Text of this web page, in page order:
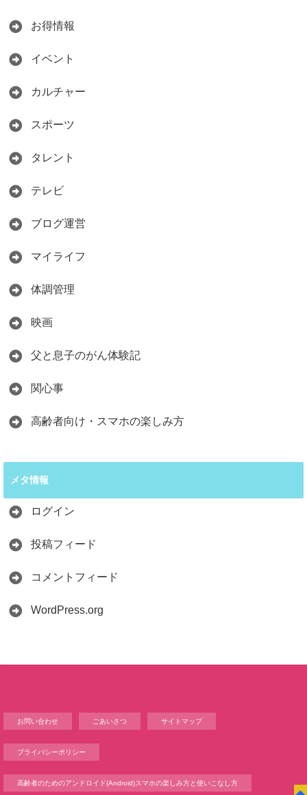
お得情報
イベント
カルチャー
スポーツ
タレント
テレビ
ブログ運営
マイライフ
体調管理
映画
父と息子のがん体験記
関心事
高齢者向け・スマホの楽しみ方
メタ情報
ログイン
投稿フィード
コメントフィード
WordPress.org
お問い合わせ ごあいさつ サイトマップ
プライバシーポリシー
高齢者のためのアンドロイド(Android)スマホの楽しみ方と使いこなし方